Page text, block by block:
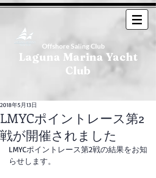
Offshore Saling Club
Laguna Marina Yacht
Club
LMYCポイントレース第2
戦が開催されました
2018年5月13日
LMYCポイントレース第2戦の結果をお知
らせします。